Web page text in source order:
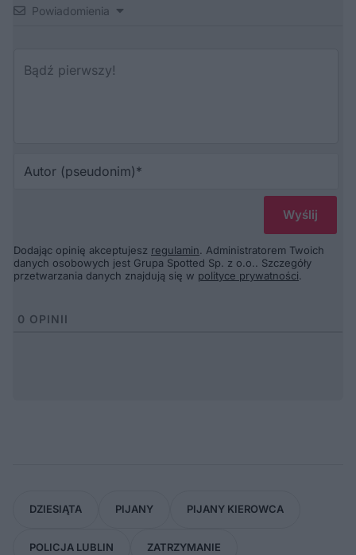
Powiadomienia
Dodając opinię akceptujesz regulamin. Administratorem Twoich
danych osobowych jest Grupa Spotted Sp. z o.o.. Szczegóły
przetwarzania danych znajdują się w polityce prywatności.
0 OPINII
DZIESIĄTA PIJANY PIJANY KIEROWCA
POLICJA LUBLIN ZATRZYMANIE